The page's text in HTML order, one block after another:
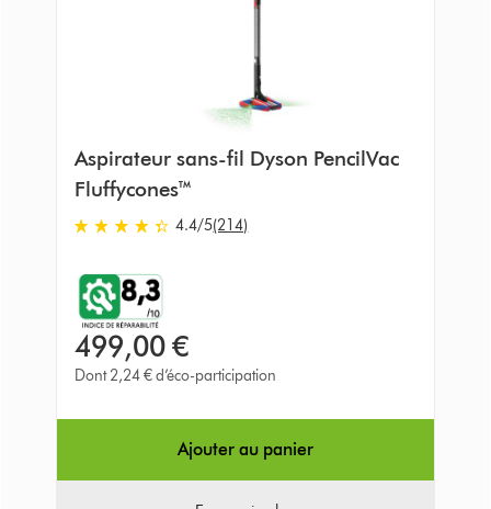
Aspirateur sans-fil Dyson PencilVac
Fluffycones™
4.4
out
of
5
from
214
4.4/5(214)
499,00 €
Dont 2,24 € d’éco-participation
Ajouter au panier